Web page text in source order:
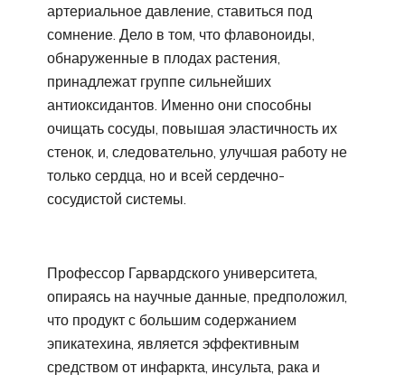
артериальное давление, ставиться под
сомнение. Дело в том, что флавоноиды,
обнаруженные в плодах растения,
принадлежат группе сильнейших
антиоксидантов. Именно они способны
очищать сосуды, повышая эластичность их
стенок, и, следовательно, улучшая работу не
только сердца, но и всей сердечно-
сосудистой системы.
Профессор Гарвардского университета,
опираясь на научные данные, предположил,
что продукт с большим содержанием
эпикатехина, является эффективным
средством от инфаркта, инсульта, рака и